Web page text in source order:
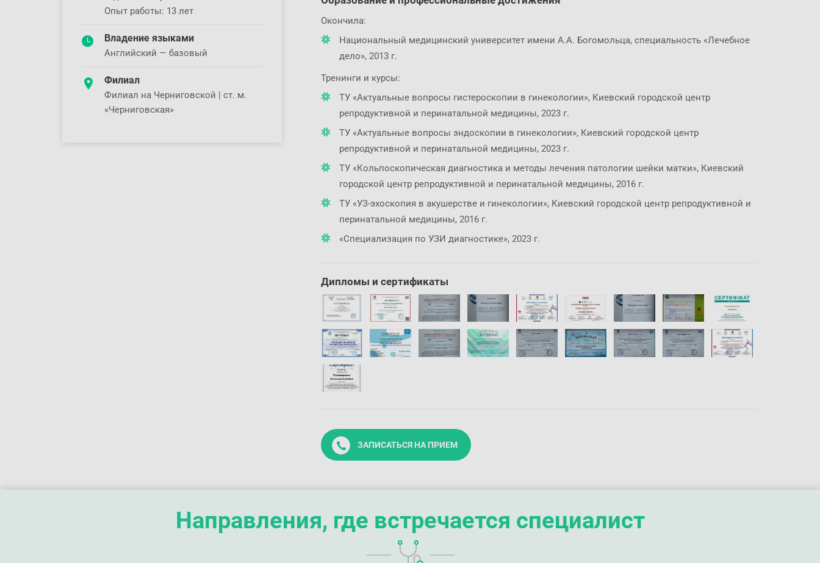
Опыт работы: 13 лет
Владение языками
Английский — базовый
Филиал
Филиал на Черниговской | ст. м.
«Черниговская»
Окончила:
Национальный медицинский университет имени А.А. Богомольца, специальность «Лечебное
дело», 2013 г.
Тренинги и курсы:
ТУ «Актуальные вопросы гистероскопии в гинекологии», Киевский городской центр
репродуктивной и перинатальной медицины, 2023 г.
ТУ «Актуальные вопросы эндоскопии в гинекологии», Киевский городской центр
репродуктивной и перинатальной медицины, 2023 г.
ТУ «Кольпоскопическая диагностика и методы лечения патологии шейки матки», Киевский
городской центр репродуктивной и перинатальной медицины, 2016 г.
ТУ «УЗ-эхоскопия в акушерстве и гинекологии», Киевский городской центр репродуктивной и
перинатальной медицины, 2016 г.
«Специализация по УЗИ диагностике», 2023 г.
Дипломы и сертификаты
ЗАПИСАТЬСЯ НА ПРИЕМ
Направления, где встречается специалист